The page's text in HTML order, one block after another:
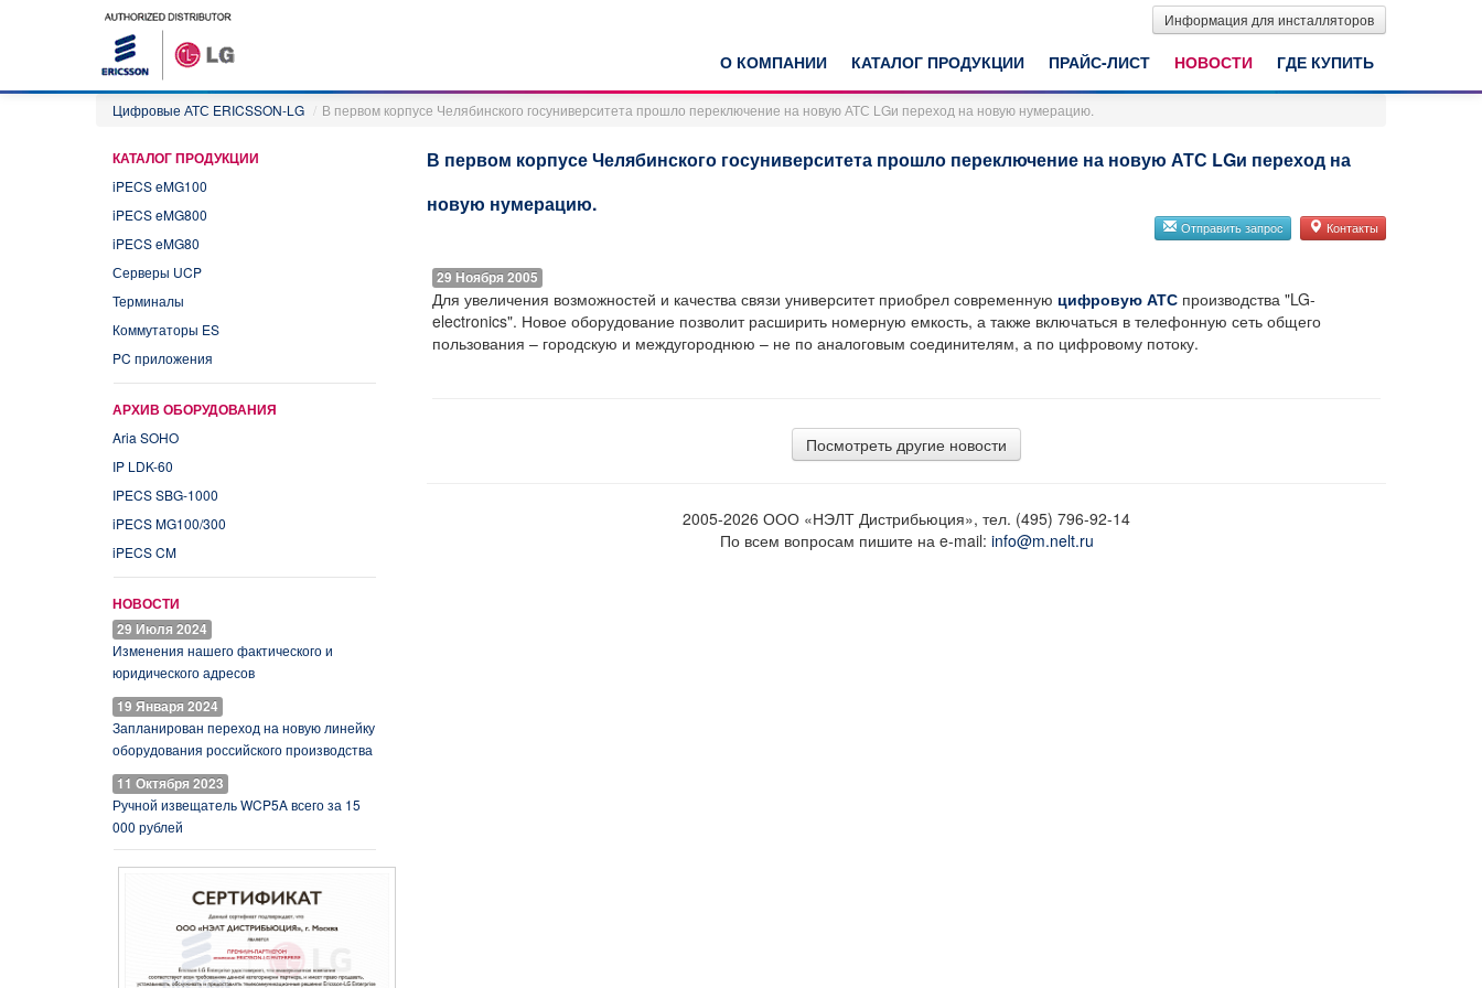
Информация для инсталляторов
О КОМПАНИИ КАТАЛОГ ПРОДУКЦИИ ПРАЙС-ЛИСТ НОВОСТИ ГДЕ КУПИТЬ
Цифровые АТС ERICSSON-LG / В первом корпусе Челябинского госуниверситета прошло переключение на новую АТС LGи переход на новую нумерацию.
КАТАЛОГ ПРОДУКЦИИ
iPECS eMG100
iPECS eMG800
iPECS eMG80
Серверы UCP
Терминалы
Коммутаторы ES
PC приложения
АРХИВ ОБОРУДОВАНИЯ
Aria SOHO
IP LDK-60
IPECS SBG-1000
iPECS MG100/300
iPECS CM
НОВОСТИ
29 Июля 2024
Изменения нашего фактического и
юридического адресов
19 Января 2024
Запланирован переход на новую линейку
оборудования российского производства
11 Октября 2023
Ручной извещатель WCP5A всего за 15
000 рублей
В первом корпусе Челябинского госуниверситета прошло переключение на новую АТС LGи переход на
новую нумерацию.
Отправить запрос Контакты
29 Ноября 2005
Для увеличения возможностей и качества связи университет приобрел современную цифровую АТС производства "LG-
electronics". Новое оборудование позволит расширить номерную емкость, а также включаться в телефонную сеть общего
пользования – городскую и междугороднюю – не по аналоговым соединителям, а по цифровому потоку.
Посмотреть другие новости
2005-2026 ООО «НЭЛТ Дистрибьюция», тел. (495) 796-92-14
По всем вопросам пишите на e-mail: info@m.nelt.ru